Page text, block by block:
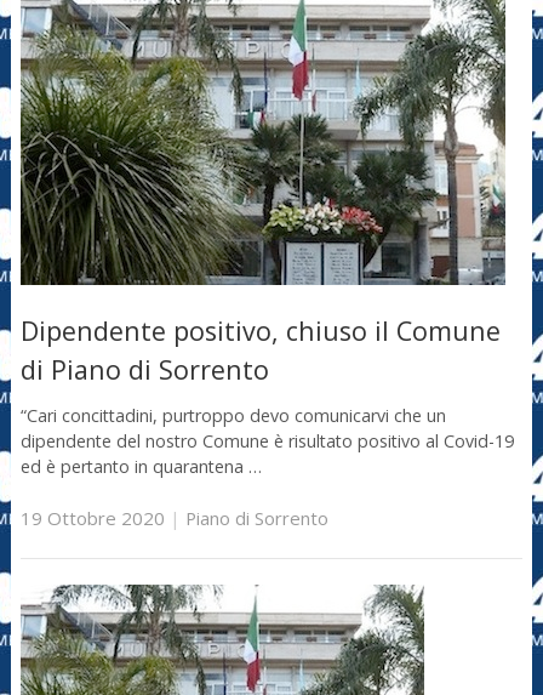
Dipendente positivo, chiuso il Comune
di Piano di Sorrento
“Cari concittadini, purtroppo devo comunicarvi che un
dipendente del nostro Comune è risultato positivo al Covid-19
ed è pertanto in quarantena …
19 Ottobre 2020 | Piano di Sorrento